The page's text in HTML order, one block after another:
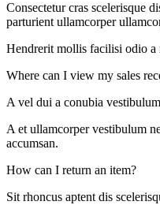
Consectetur cras scelerisque
parturient ullamcorper
Hendrerit mollis facilisi odio a
Where can I view my sales
A vel dui a conubia
A et ullamcorper vestibulum
accumsan.
How can I return an item?
Sit rhoncus aptent dis